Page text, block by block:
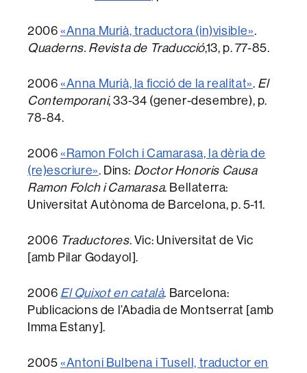
2006 «Anna Murià, traductora (in)visible».
Quaderns. Revista de Traducció,13, p. 77-85.
2006 «Anna Murià, la ficció de la realitat». El
Contemporani, 33-34 (gener-desembre), p.
78-84.
2006 «Ramon Folch i Camarasa, la dèria de
(re)escriure». Dins: Doctor Honoris Causa
Ramon Folch i Camarasa. Bellaterra:
Universitat Autònoma de Barcelona, p. 5-11.
2006 Traductores. Vic: Universitat de Vic
[amb Pilar Godayol].
2006 El Quixot en català. Barcelona:
Publicacions de l’Abadia de Montserrat [amb
Imma Estany].
2005 «Antoni Bulbena i Tusell, traductor en